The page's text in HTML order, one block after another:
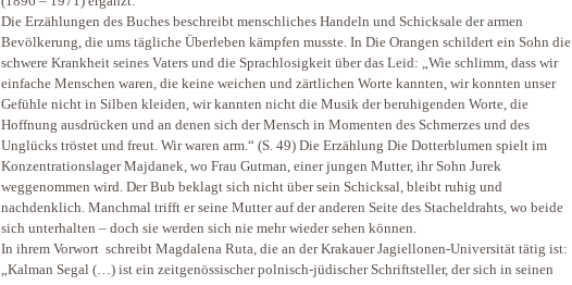
Die Erzählungen des Buches beschreibt menschliches Handeln und Schicksale der armen
Bevölkerung, die ums tägliche Überleben kämpfen musste. In Die Orangen schildert ein Sohn die
schwere Krankheit seines Vaters und die Sprachlosigkeit über das Leid: „Wie schlimm, dass wir
einfache Menschen waren, die keine weichen und zärtlichen Worte kannten, wir konnten unser
Gefühle nicht in Silben kleiden, wir kannten nicht die Musik der beruhigenden Worte, die
Hoffnung ausdrücken und an denen sich der Mensch in Momenten des Schmerzes und des
Unglücks tröstet und freut. Wir waren arm.“ (S. 49) Die Erzählung Die Dotterblumen spielt im
Konzentrationslager Majdanek, wo Frau Gutman, einer jungen Mutter, ihr Sohn Jurek
weggenommen wird. Der Bub beklagt sich nicht über sein Schicksal, bleibt ruhig und
nachdenklich. Manchmal trifft er seine Mutter auf der anderen Seite des Stacheldrahts, wo beide
sich unterhalten – doch sie werden sich nie mehr wieder sehen können.
In ihrem Vorwort schreibt Magdalena Ruta, die an der Krakauer Jagiellonen-Universität tätig ist:
„Kalman Segal (…) ist ein zeitgenössischer polnisch-jüdischer Schriftsteller, der sich in seinen